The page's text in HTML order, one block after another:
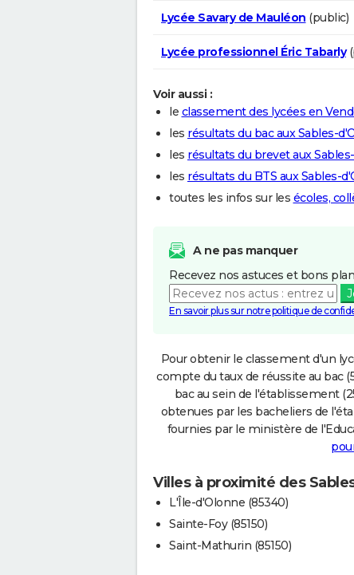
Lycée Savary de Mauléon (public)
Lycée professionnel Éric Tabarly
Voir aussi :
le classement des lycées en
les résultats du bac aux Sables-
les résultats du brevet aux
les résultats du BTS aux Sables-
toutes les infos sur les écoles,
A ne pas manquer
Recevez nos astuces et bons
En savoir plus sur notre politique de
Pour obtenir le classement d'un
compte du taux de réussite au bac
bac au sein de l'établissement
obtenues par les bacheliers de
fournies par le ministère de
Villes à proximité des
L'Île-d'Olonne (85340)
Sainte-Foy (85150)
Saint-Mathurin (85150)